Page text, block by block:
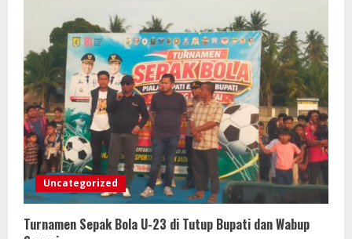
Uncategorized
Turnamen Sepak Bola U-23 di Tutup Bupati dan Wabup